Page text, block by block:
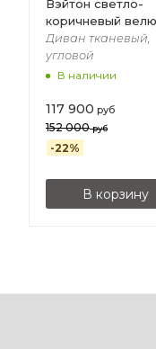
Вэйтон светло-
коричневый
Диван тканевый,
угловой
В наличии
117 900 руб
152 000руб
-22%
В корзину